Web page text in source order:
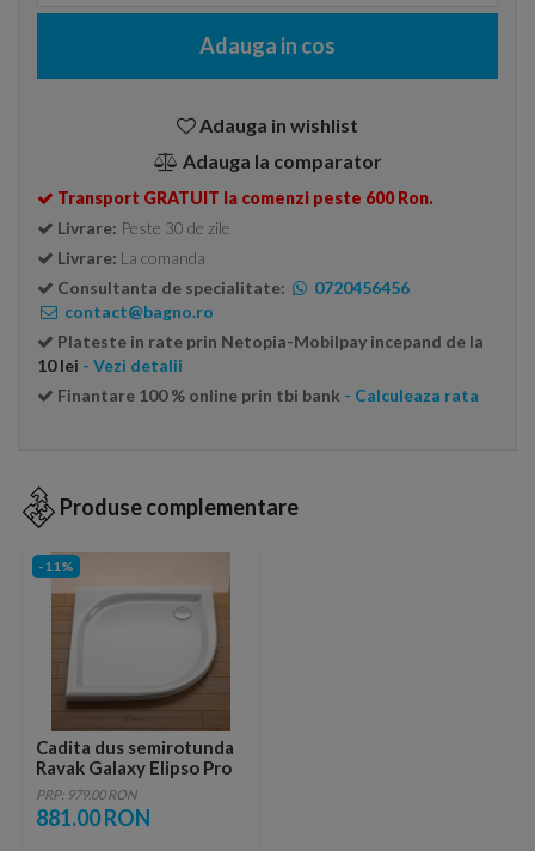
Adauga in cos
Adauga in wishlist
Adauga la comparator
Transport GRATUIT la comenzi peste 600 Ron.
Livrare: Peste 30 de zile
Livrare: La comanda
Consultanta de specialitate:
0720456456
contact@bagno.ro
Plateste in rate prin Netopia-Mobilpay incepand de la
10 lei - Vezi detalii
Finantare 100 % online prin tbi bank - Calculeaza rata
Produse complementare
-11%
Cadita dus semirotunda
Ravak Galaxy Elipso Pro
80x80xH3 cm, marmura
sintetica
PRP: 979.00 RON
881.00 RON